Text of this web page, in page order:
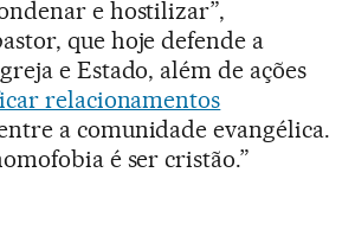
e hostilizar”,
que hoje defende a
e Estado, além de ações
relacionamentos
a comunidade evangélica.
é ser cristão.”